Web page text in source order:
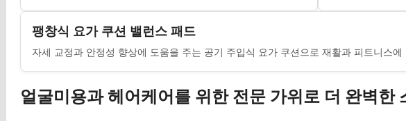
팽창식 요가 쿠션 밸런스 패드
자세 교정과 안정성 향상에 도움을 주는 공기 주입식 요가 쿠션으로 재활과 피트니스에
얼굴미용과 헤어케어를 위한 전문 가위로 더 완벽한